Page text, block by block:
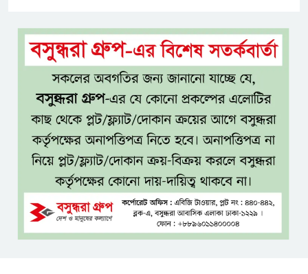
শেখ হাসিনার দিল্লির সংবাদ
সম্মেলনের সঙ্গে ভারত সরকারের
সম্পৃক্ততা নেই: জয়সোয়াল
টাঙ্গাইলে নিহত ১৪ বাস-মিনিবাস
মালিকের পরিবারকে আর্থিক অনুদান
ও সম্মাননা
সাড়ে ৩ হাজার এতিম ও
মাদরাসাশিক্ষার্থীর খাবারের
আয়োজন করলেন প্রতিমন্ত্রী টুকু